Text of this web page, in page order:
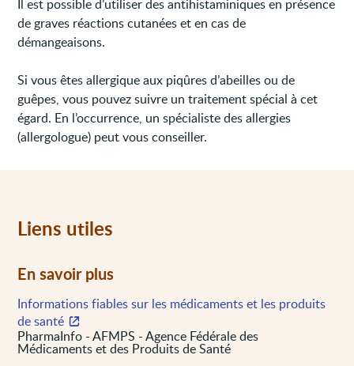
Il est possible d’utiliser des antihistaminiques en présence
de graves réactions cutanées et en cas de
démangeaisons.
Si vous êtes allergique aux piqûres d’abeilles ou de
guêpes, vous pouvez suivre un traitement spécial à cet
égard. En l’occurrence, un spécialiste des allergies
(allergologue) peut vous conseiller.
Liens utiles
En savoir plus
Informations fiables sur les médicaments et les produits
de santé
PharmaInfo - AFMPS - Agence Fédérale des
Médicaments et des Produits de Santé